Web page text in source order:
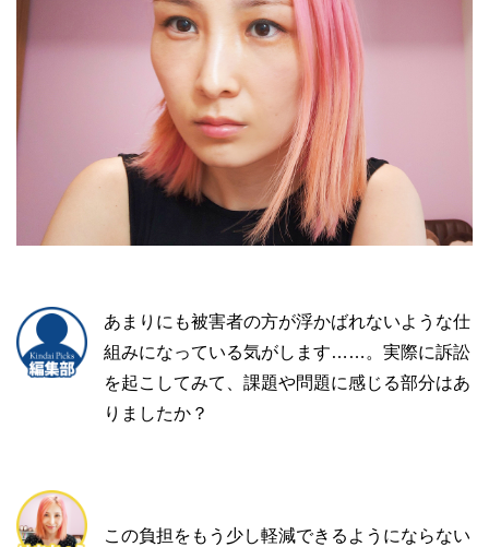
あまりにも被害者の方が浮かばれないような仕
組みになっている気がします……。実際に訴訟
を起こしてみて、課題や問題に感じる部分はあ
りましたか？
この負担をもう少し軽減できるようにならない